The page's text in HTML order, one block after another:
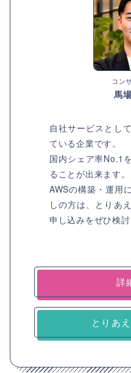
コン
馬
自社サービスとし
ている企業です。
国内シェア率No.1
ることが出来ます。
AWSの構築・運用
しの方は、とりあ
申し込みをぜひ検討
詳
とりあ